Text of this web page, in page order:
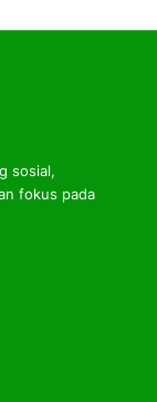
sosial,
fokus pada